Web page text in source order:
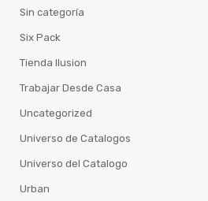
Sin categoría
Six Pack
Tienda Ilusion
Trabajar Desde Casa
Uncategorized
Universo de Catalogos
Universo del Catalogo
Urban